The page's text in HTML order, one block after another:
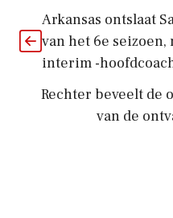
Arkansas ontslaat
van het 6e
interim -
Rechter beveelt
van de